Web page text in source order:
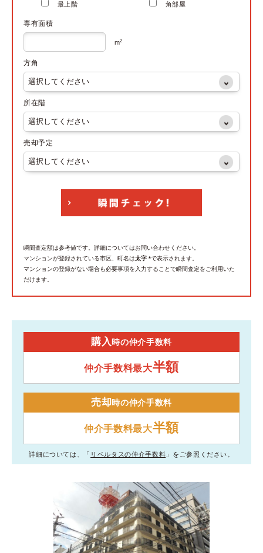
最上階 角部屋
専有面積
m2
方角
所在階
売却予定
瞬間査定額は参考値です。詳細についてはお問い合わせください。
マンションが登録されている市区、町名は太字 *で表示されます。
マンションの登録がない場合も必要事項を入力することで瞬間査定をご利用いた
だけます。
購入時の仲介手数料
仲介手数料最大半額
売却時の仲介手数料
仲介手数料最大半額
詳細については、「 リベルタスの仲介手数料 」をご参照ください。